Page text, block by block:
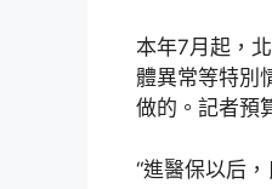
本年7月起，
體異常等特別
做的。記者預
“進醫保以后